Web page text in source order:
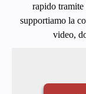
rapido
supportiamo la
video,